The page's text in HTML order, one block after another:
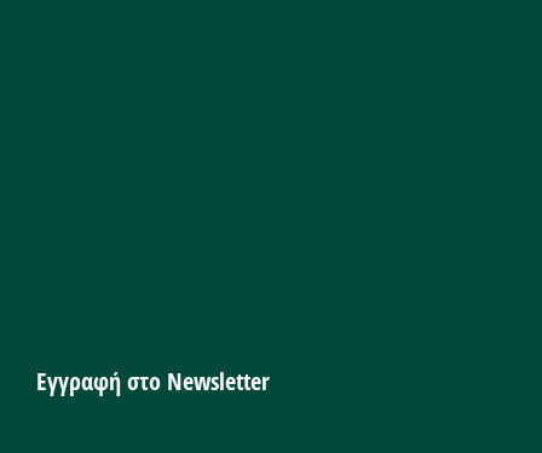
Εγγραφή στο Newsletter